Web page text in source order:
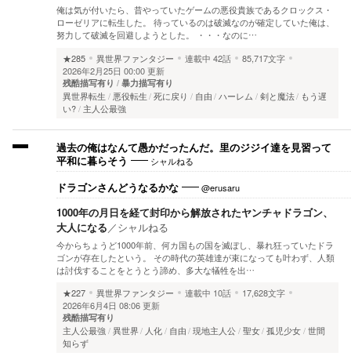
俺は気が付いたら、昔やっていたゲームの悪役貴族であるクロックス・
ローゼリアに転生した。 待っているのは破滅なのが確定していた俺は、
努力して破滅を回避しようとした。 ・・・なのに…
★285
異世界ファンタジー 連載中 42話
85,717文字
2026年2月25日 00:00 更新
残酷描写有り 暴力描写有り
異世界転生 悪役転生 死に戻り 自由 ハーレム 剣と魔法
もう遅
い?
主人公最強
過去の俺はなんて愚かだったんだ。里のジジイ達を見習って
平和に暮らそう
シャルねる
ドラゴンさんどうなるかな @erusaru
1000年の月日を経て封印から解放されたヤンチャドラゴン、
大人になる ／シャルねる
今からちょうど1000年前、何カ国もの国を滅ぼし、暴れ狂っていたドラ
ゴンが存在したという。 その時代の英雄達が束になっても叶わず、人類
は討伐することをとうとう諦め、多大な犠牲を出…
★227
異世界ファンタジー 連載中 10話
17,628文字
2026年6月4日 08:06 更新
残酷描写有り
主人公最強 異世界 人化 自由 現地主人公 聖女 孤児少女 世間
知らず